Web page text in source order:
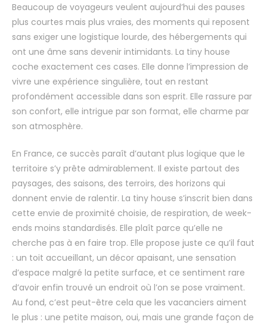
Beaucoup de voyageurs veulent aujourd’hui des pauses
plus courtes mais plus vraies, des moments qui reposent
sans exiger une logistique lourde, des hébergements qui
ont une âme sans devenir intimidants. La tiny house
coche exactement ces cases. Elle donne l’impression de
vivre une expérience singulière, tout en restant
profondément accessible dans son esprit. Elle rassure par
son confort, elle intrigue par son format, elle charme par
son atmosphère.
En France, ce succès paraît d’autant plus logique que le
territoire s’y prête admirablement. Il existe partout des
paysages, des saisons, des terroirs, des horizons qui
donnent envie de ralentir. La tiny house s’inscrit bien dans
cette envie de proximité choisie, de respiration, de week-
ends moins standardisés. Elle plaît parce qu’elle ne
cherche pas à en faire trop. Elle propose juste ce qu’il faut
: un toit accueillant, un décor apaisant, une sensation
d’espace malgré la petite surface, et ce sentiment rare
d’avoir enfin trouvé un endroit où l’on se pose vraiment.
Au fond, c’est peut-être cela que les vacanciers aiment
le plus : une petite maison, oui, mais une grande façon de